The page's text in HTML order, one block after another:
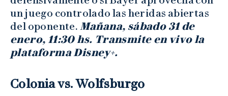
un juego controlado las heridas abiertas
del oponente. Mañana, sábado 31 de
enero, 11:30 hs. Transmite en vivo la
plataforma Disney+.
Colonia vs. Wolfsburgo